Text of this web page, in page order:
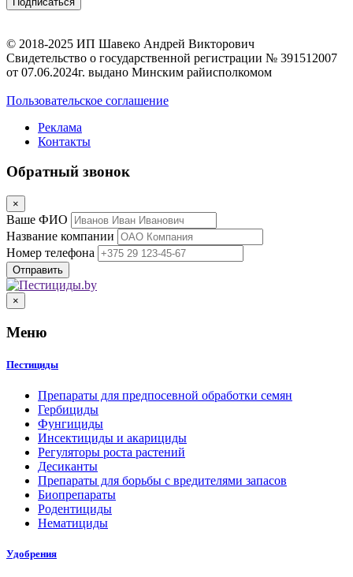
© 2018-2025 ИП Шавеко Андрей Викторович
Свидетельство о государственной регистрации № 391512007
от 07.06.2024г. выдано Минским райисполкомом
Пользовательское соглашение
Реклама
Контакты
Обратный звонок
×
Ваше ФИО
Название компании
Номер телефона
×
Меню
Пестициды
Препараты для предпосевной обработки семян
Гербициды
Фунгициды
Инсектициды и акарициды
Регуляторы роста растений
Десиканты
Препараты для борьбы с вредителями запасов
Биопрепараты
Родентициды
Нематициды
Удобрения